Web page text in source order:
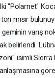
"Polarnet"
mısır
varış
belirlendi.
isimli